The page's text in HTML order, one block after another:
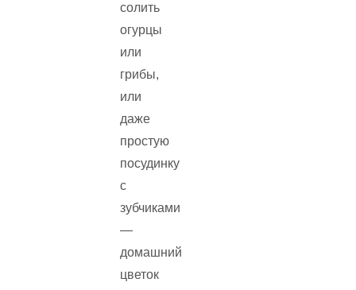
солить
огурцы
или
грибы,
или
даже
простую
посудинку
с
зубчиками
—
домашний
цветок